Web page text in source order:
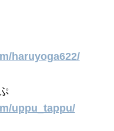
haruyoga622/
uppu_tappu/